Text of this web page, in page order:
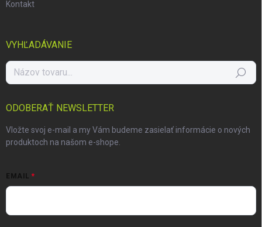
Kontakt
VYHĽADÁVANIE
Hľadať
ODOBERAŤ NEWSLETTER
Vložte svoj e-mail a my Vám budeme zasielať informácie o nových
produktoch na našom e-shope.
EMAIL